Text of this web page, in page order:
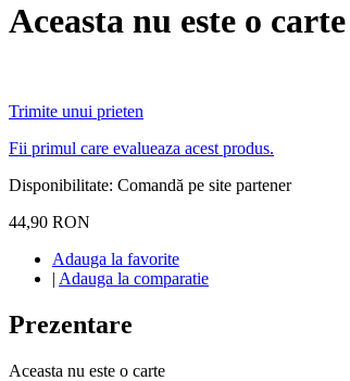
Aceasta nu este o carte
Trimite unui prieten
Fii primul care evalueaza acest produs.
Disponibilitate: Comandă pe site partener
44,90 RON
Adauga la favorite
| Adauga la comparatie
Prezentare
Aceasta nu este o carte